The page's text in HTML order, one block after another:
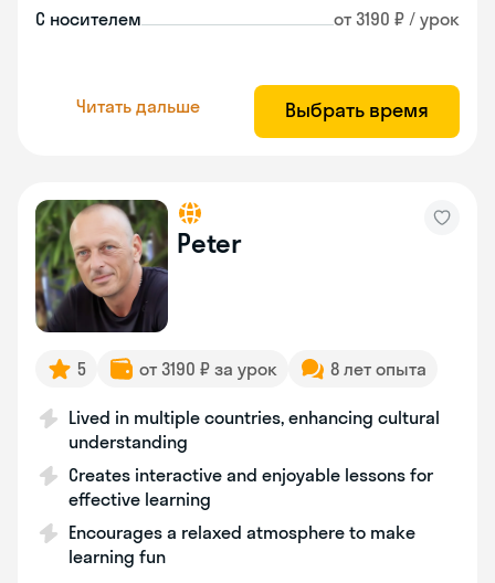
С носителем от 3190 ₽ / урок
Читать дальше Выбрать время
Peter
5 от 3190 ₽ за урок 8 лет опыта
Lived in multiple countries, enhancing cultural
understanding
Creates interactive and enjoyable lessons for
effective learning
Encourages a relaxed atmosphere to make
learning fun